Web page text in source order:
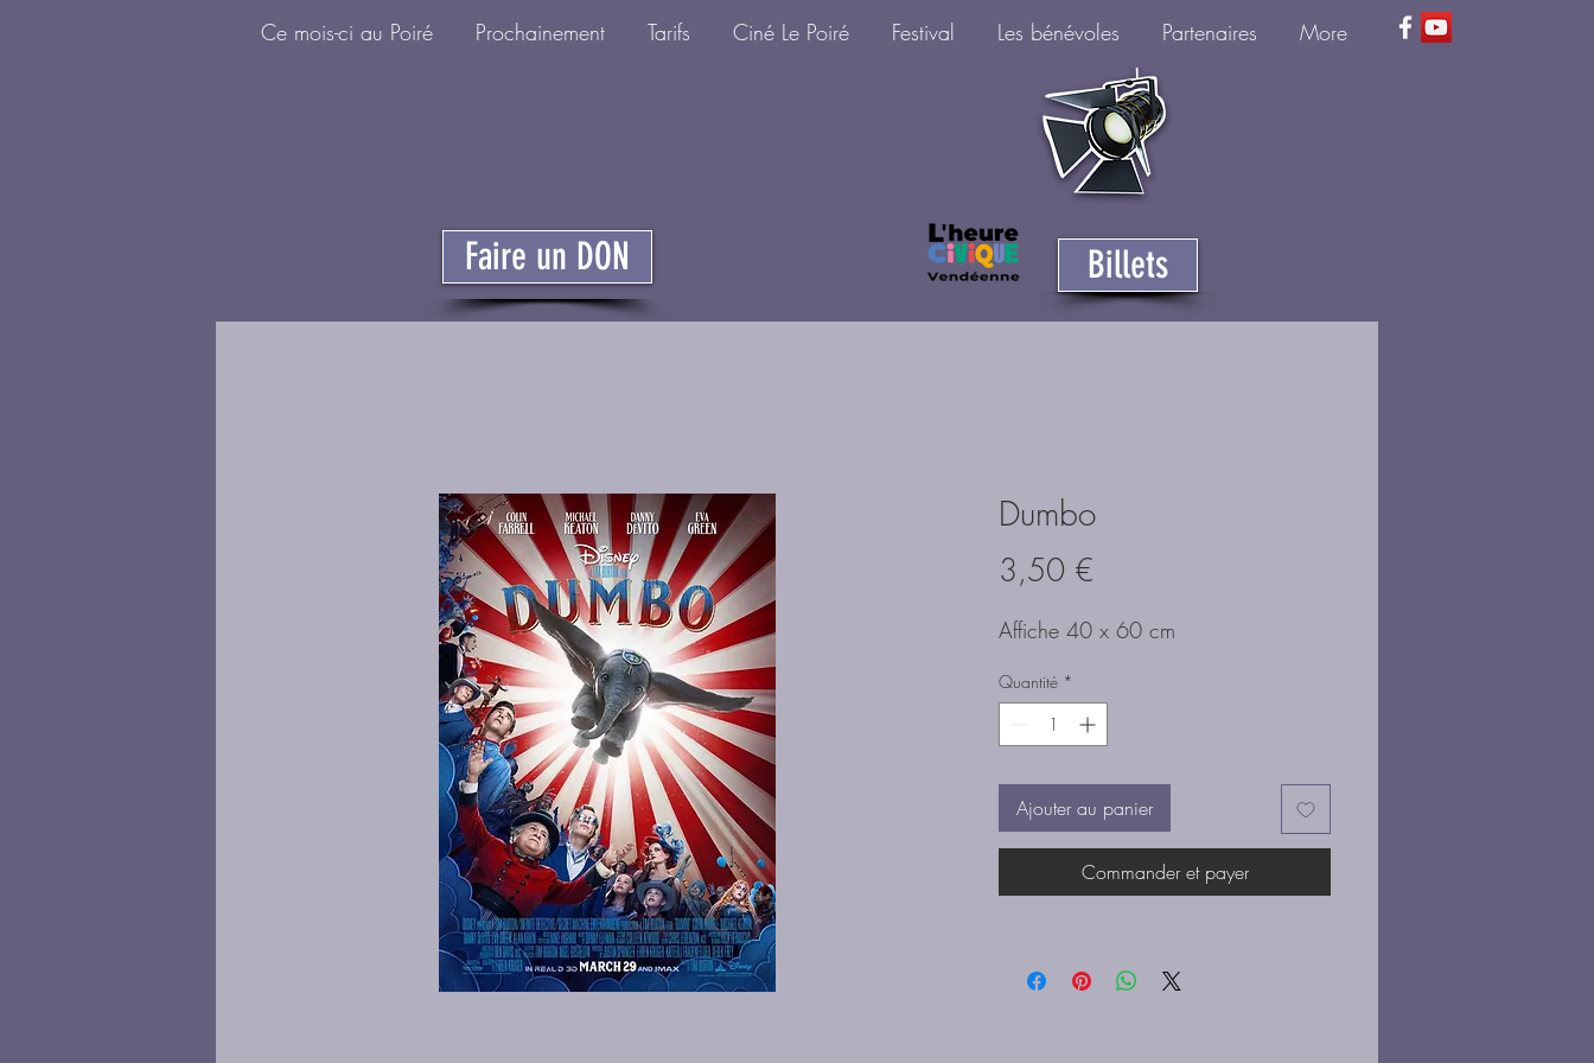
Ce mois-ci au Poiré Prochainement Tarifs Ciné Le Poiré Festival Les bénévoles Partenaires More
Billets
Faire un DON
Dumbo
3,50 €
Affiche 40 x 60 cm
Quantité *
Ajouter au panier
Commander et payer